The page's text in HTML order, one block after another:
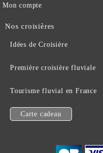
Mon compte
Nos croisières
Idées de Croisière
Première croisière fluviale
Tourisme fluvial en France
Carte cadeau